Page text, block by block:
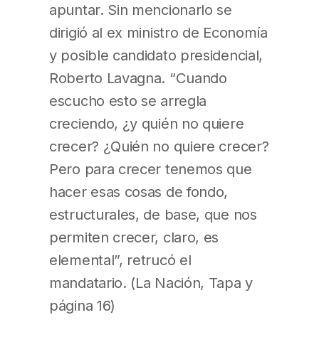
apuntar. Sin mencionarlo se
dirigió al ex ministro de Economía
y posible candidato presidencial,
Roberto Lavagna. “Cuando
escucho esto se arregla
creciendo, ¿y quién no quiere
crecer? ¿Quién no quiere crecer?
Pero para crecer tenemos que
hacer esas cosas de fondo,
estructurales, de base, que nos
permiten crecer, claro, es
elemental”, retrucó el
mandatario. (La Nación, Tapa y
página 16)